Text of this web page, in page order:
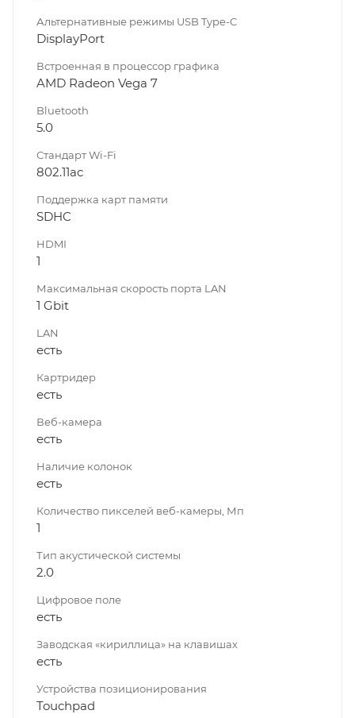
Альтернативные режимы USB Type-C
DisplayPort
Встроенная в процессор графика
AMD Radeon Vega 7
Bluetooth
5.0
Стандарт Wi-Fi
802.11ac
Поддержка карт памяти
SDHC
HDMI
1
Максимальная скорость порта LAN
1 Gbit
LAN
есть
Картридер
есть
Веб-камера
есть
Наличие колонок
есть
Количество пикселей веб-камеры, Мп
1
Тип акустической системы
2.0
Цифровое поле
есть
Заводская «кириллица» на клавишах
есть
Устройства позиционирования
Touchpad